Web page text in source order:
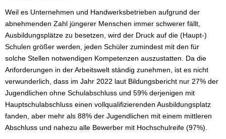
Weil es Unternehmen und Handwerksbetrieben aufgrund der
abnehmenden Zahl jüngerer Menschen immer schwerer fällt,
Ausbildungsplätze zu besetzen, wird der Druck auf die (Haupt-)
Schulen größer werden, jeden Schüler zumindest mit den für
solche Stellen notwendigen Kompetenzen auszustatten. Da die
Anforderungen in der Arbeitswelt ständig zunehmen, ist es nicht
verwunderlich, dass im Jahr 2022 laut Bildungsbericht nur 27% der
Jugendlichen ohne Schulabschluss und 59% derjenigen mit
Hauptschulabschluss einen vollqualifizierenden Ausbildungsplatz
fanden, aber mehr als 88% der Jugendlichen mit einem mittleren
Abschluss und nahezu alle Bewerber mit Hochschulreife (97%).